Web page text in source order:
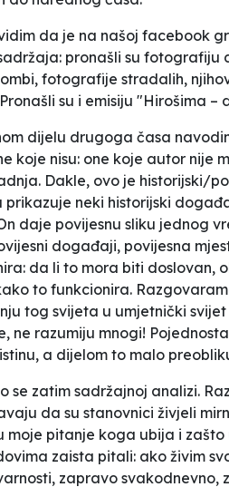
da je na našoj facebook
pronašli su
fotografije stradalih,
su i emisiju "Hirošima
dijelu drugoga časa
koje nisu: one koje autor nije
Dakle, ovo je historijski/
prikazuje neki historijski
daje povijesnu sliku jednog
događaji, povijesna
da li to mora biti doslovan,
to funkcionira.
tog svijeta u umjetnički
ne razumiju mnogi!
a dijelom to malo
se zatim sadržajnoj analizi.
da su stanovnici živjeli
moje pitanje koga ubija i
zaista pitali: ako živim
zapravo